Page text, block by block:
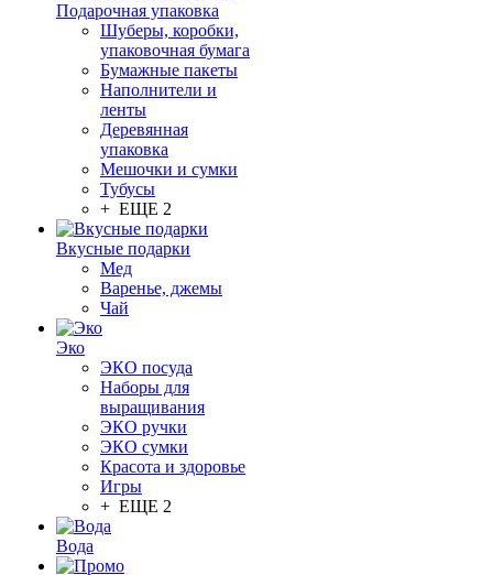
Подарочная упаковка
Шуберы, коробки,
упаковочная бумага
Бумажные пакеты
Наполнители и
ленты
Деревянная
упаковка
Мешочки и сумки
Тубусы
+ ЕЩЕ 2
Вкусные подарки
Мед
Варенье, джемы
Чай
Эко
ЭКО посуда
Наборы для
выращивания
ЭКО ручки
ЭКО сумки
Красота и здоровье
Игры
+ ЕЩЕ 2
Вода